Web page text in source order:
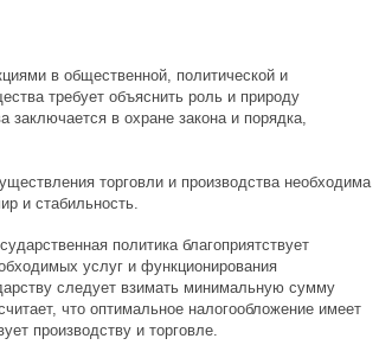
в общественной, политической и
требует объяснить роль и природу
заключается в охране закона и порядка,
торговли и производства необходима
и стабильность.
политика благоприятствует
услуг и функционирования
следует взимать минимальную сумму
что оптимальное налогообложение имеет
производству и торговле.